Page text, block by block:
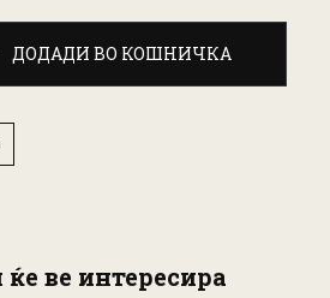
ДОДАДИ ВО КОШНИЧКА
ве интересира